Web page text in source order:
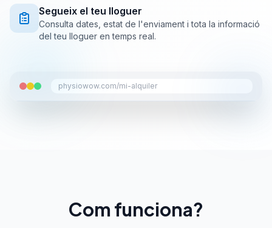
Segueix el teu lloguer
Consulta dates, estat de l'enviament i tota la informació
del teu lloguer en temps real.
physiowow.com/mi-alquiler
Com funciona?